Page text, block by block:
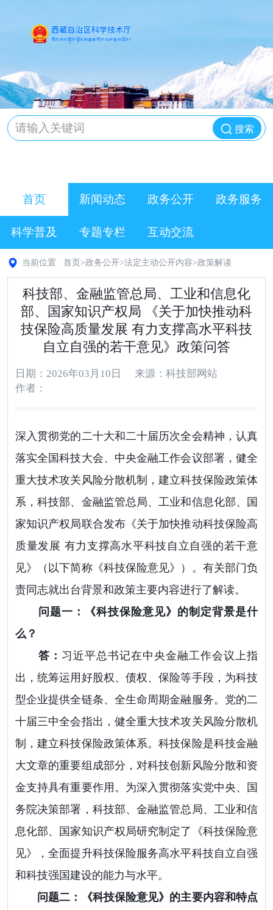
搜索
首页 新闻动态 政务公开 政务服务
科学普及 专题专栏 互动交流
当前位置 首页 >政务公开>法定主动公开内容>政策解读
科技部、金融监管总局、工业和信息化
部、国家知识产权局 《关于加快推动科
技保险高质量发展 有力支撑高水平科技
自立自强的若干意见》政策问答
日期：2026年03月10日
来源：科技部网站
作者：
深入贯彻党的二十大和二十届历次全会精神，认真
落实全国科技大会、中央金融工作会议部署，健全
重大技术攻关风险分散机制，建立科技保险政策体
系，科技部、金融监管总局、工业和信息化部、国
家知识产权局联合发布《关于加快推动科技保险高
质量发展 有力支撑高水平科技自立自强的若干意
见》（以下简称《科技保险意见》）。有关部门负
责同志就出台背景和政策主要内容进行了解读。
问题一：《科技保险意见》的制定背景是什
么？
答： 习近平总书记在中央金融工作会议上指
出，统筹运用好股权、债权、保险等手段，为科技
型企业提供全链条、全生命周期金融服务。党的二
十届三中全会指出，健全重大技术攻关风险分散机
制，建立科技保险政策体系。科技保险是科技金融
大文章的重要组成部分，对科技创新风险分散和资
金支持具有重要作用。为深入贯彻落实党中央、国
务院决策部署，科技部、金融监管总局、工业和信
息化部、国家知识产权局研究制定了《科技保险意
见》，全面提升科技保险服务高水平科技自立自强
和科技强国建设的能力与水平。
问题二：《科技保险意见》的主要内容和特点